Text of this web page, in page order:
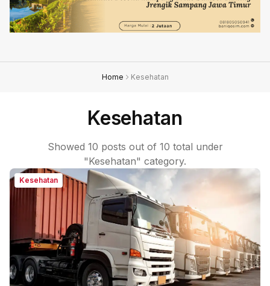
Home Kesehatan
Kesehatan
Showed 10 posts out of 10 total under
"Kesehatan" category.
Kesehatan